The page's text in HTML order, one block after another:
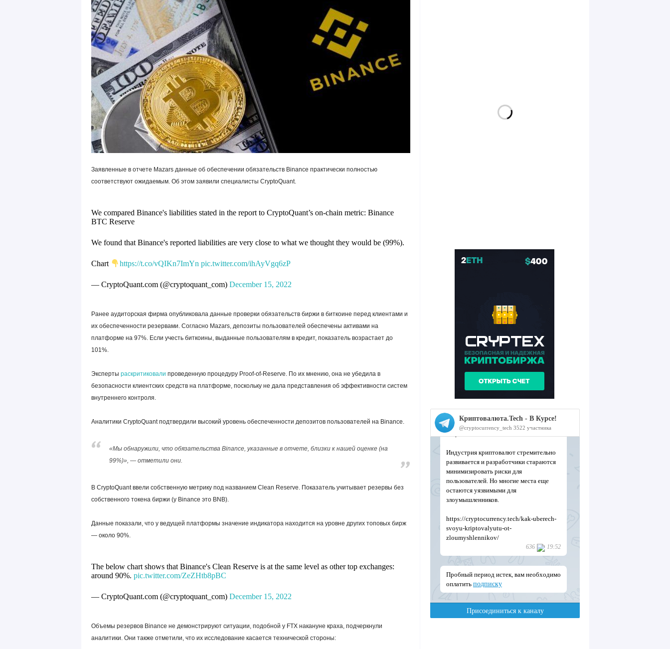
Заявленные в отчете Mazars данные об обеспечении обязательств Binance практически полностью
соответствуют ожидаемым. Об этом заявили специалисты CryptoQuant.
We compared Binance's liabilities stated in the report to CryptoQuant’s on-chain metric: Binance
BTC Reserve
We found that Binance's reported liabilities are very close to what we thought they would be (99%).
Chart https://t.co/vQIKn7ImYn pic.twitter.com/ihAyVgq6zP
— CryptoQuant.com (@cryptoquant_com) December 15, 2022
Ранее аудиторская фирма опубликовала данные проверки обязательств биржи в биткоине перед клиентами и
их обеспеченности резервами. Согласно Mazars, депозиты пользователей обеспечены активами на
платформе на 97%. Если учесть биткоины, выданные пользователям в кредит, показатель возрастает до
101%.
Эксперты раскритиковали проведенную процедуру Proof-of-Reserve. По их мнению, она не убедила в
безопасности клиентских средств на платформе, поскольку не дала представления об эффективности систем
внутреннего контроля.
Аналитики CryptoQuant подтвердили высокий уровень обеспеченности депозитов пользователей на Binance.
«Мы обнаружили, что обязательства Binance, указанные в отчете, близки к нашей оценке (на
99%)», — отметили они.
В CryptoQuant ввели собственную метрику под названием Clean Reserve. Показатель учитывает резервы без
собственного токена биржи (у Binance это BNB).
Данные показали, что у ведущей платформы значение индикатора находится на уровне других топовых бирж
— около 90%.
The below chart shows that Binance's Clean Reserve is at the same level as other top exchanges:
around 90%. pic.twitter.com/ZeZHtb8pBC
— CryptoQuant.com (@cryptoquant_com) December 15, 2022
Объемы резервов Binance не демонстрируют ситуации, подобной у FTX накануне краха, подчеркнули
аналитики. Они также отметили, что их исследование касается технической стороны: